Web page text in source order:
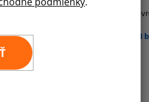
vlajky v rozmere 6x4 cm. Odolná
€1,03